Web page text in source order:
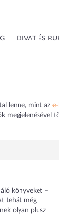
DIVAT ÉS
lenne, mint az
megjelenésével
könyveket –
tehát még
olyan plusz